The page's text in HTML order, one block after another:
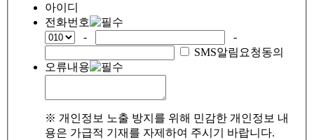
아이디
전화번호
-
-
SMS알림요청동의
오류내용
※ 개인정보 노출 방지를 위해 민감한 개인정보 내
용은 가급적 기재를 자제하여 주시기 바랍니다.